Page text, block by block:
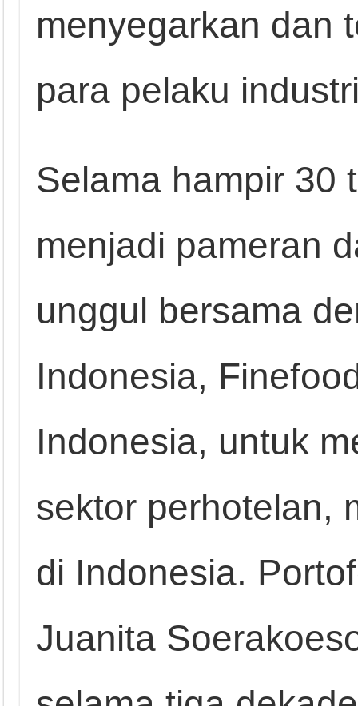
menyegarkan dan
para pelaku
Selama hampir 30
menjadi pameran
unggul bersama
Indonesia,
Indonesia, untuk
sektor perhotelan,
di Indonesia.
Juanita